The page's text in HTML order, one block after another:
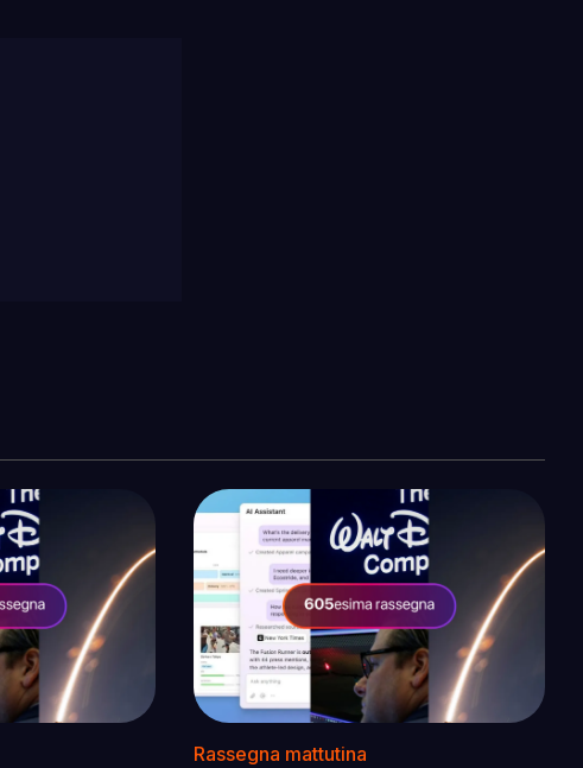
Rassegna mattutina